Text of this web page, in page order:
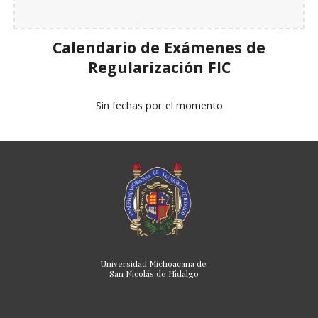
Calendario de Exámenes de
Regularización FIC
Sin fechas por el momento
Universidad Michoacana de
San Nicolás de Hidalgo